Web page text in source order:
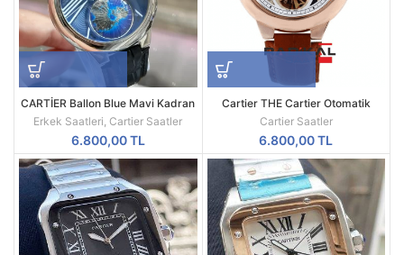
CARTİER Ballon Blue Mavi Kadran
Erkek Saati
Erkek Saatleri ,Cartier Saatler
6.800,00TL
Cartier THE Cartier Otomatik
Mekanizma
Cartier Saatler
6.800,00TL